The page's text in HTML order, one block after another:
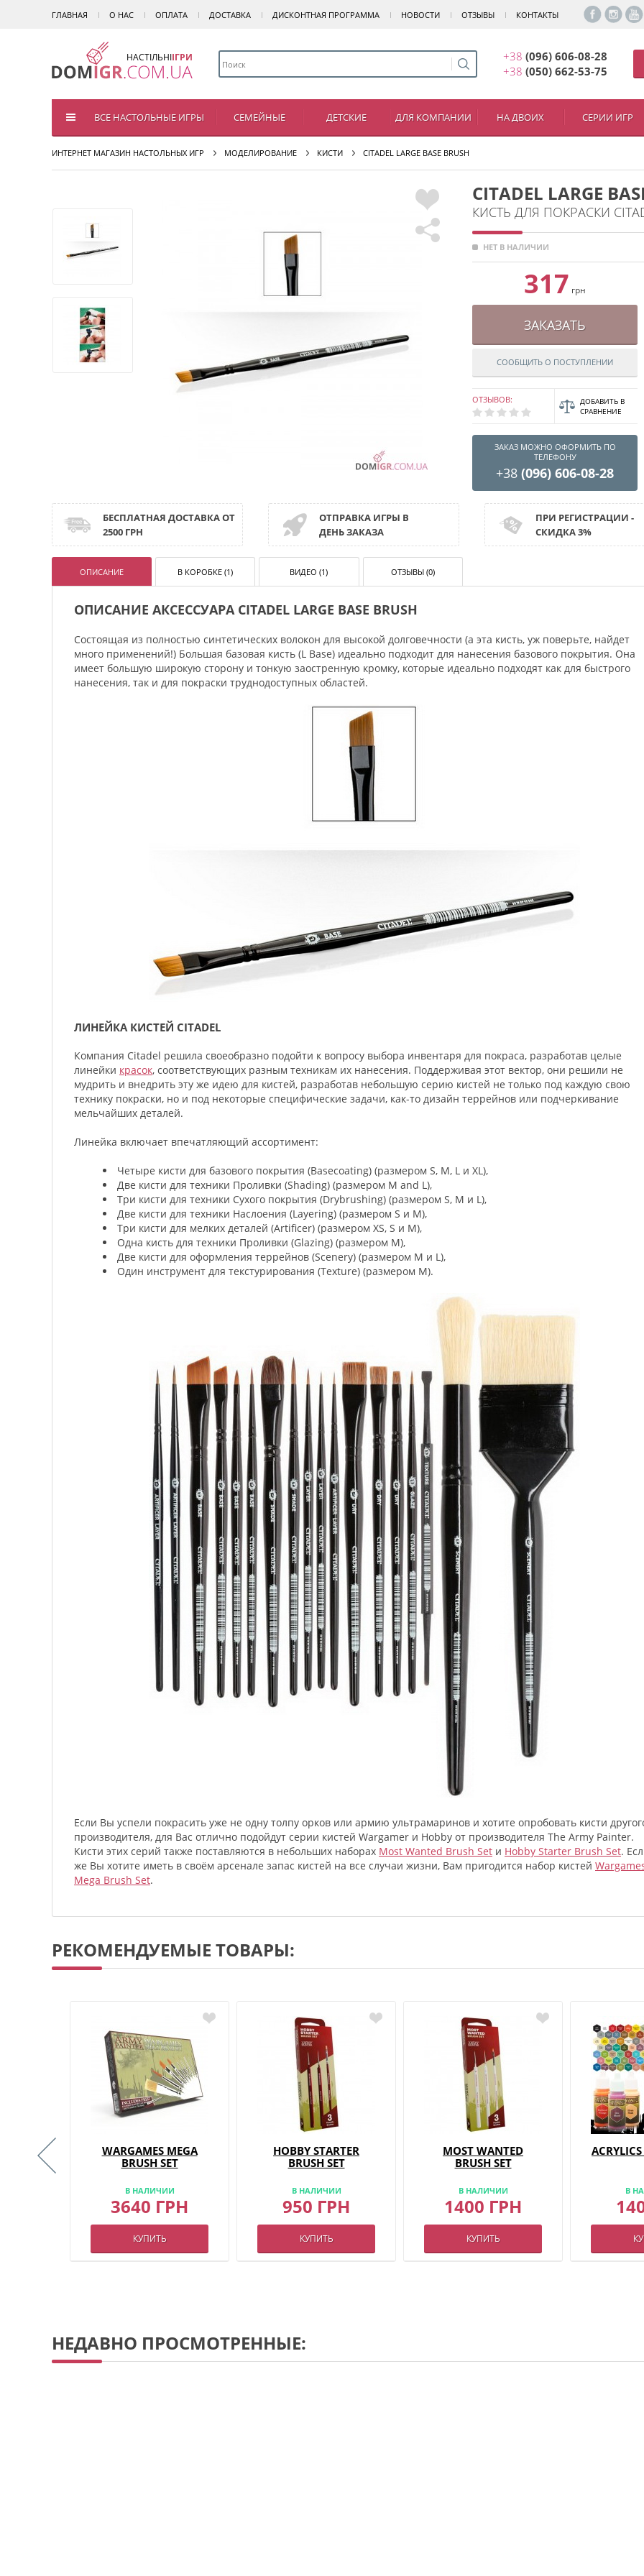
ГЛАВНАЯ О НАС ОПЛАТА ДОСТАВКА ДИСКОНТНАЯ ПРОГРАММА НОВОСТИ ОТЗЫВЫ КОНТАКТЫ
НАСТІЛЬНІІГРИ +38 (096) 606-08-28
+38 (050) 662-53-75
ВСЕ НАСТОЛЬНЫЕ ИГРЫ СЕМЕЙНЫЕ ДЕТСКИЕ ДЛЯ КОМПАНИИ НА ДВОИХ СЕРИИ ИГР
ИНТЕРНЕТ МАГАЗИН НАСТОЛЬНЫХ ИГР МОДЕЛИРОВАНИЕ КИСТИ CITADEL LARGE BASE BRUSH
CITADEL LARGE
КИСТЬ ДЛЯ ПОКРАСКИ
НЕТ В НАЛИЧИИ
317 грн
ЗАКАЗАТЬ
СООБЩИТЬ О ПОСТУПЛЕНИИ
ОТЗЫВОВ:
ДОБАВИТЬ В
СРАВНЕНИЕ
ЗАКАЗ МОЖНО ОФОРМИТЬ ПО
ТЕЛЕФОНУ
+38 (096) 606-08-28
БЕСПЛАТНАЯ ДОСТАВКА ОТ
2500 ГРН
ОТПРАВКА ИГРЫ В
ДЕНЬ ЗАКАЗА
ПРИ РЕГИСТРАЦИИ -
СКИДКА 3%
ОПИСАНИЕ В КОРОБКЕ (1) ВИДЕО (1) ОТЗЫВЫ (0)
ОПИСАНИЕ АКСЕССУАРА CITADEL LARGE BASE BRUSH
Состоящая из полностью синтетических волокон для высокой долговечности (а эта кисть, уж поверьте, найдет
много применений!) Большая базовая кисть (L Base) идеально подходит для нанесения базового покрытия. Она
имеет большую широкую сторону и тонкую заостренную кромку, которые идеально подходят как для быстрого
нанесения, так и для покраски труднодоступных областей.
ЛИНЕЙКА КИСТЕЙ CITADEL
Компания Citadel решила своеобразно подойти к вопросу выбора инвентаря для покраса, разработав целые
линейки красок, соответствующих разным техникам их нанесения. Поддерживая этот вектор, они решили не
мудрить и внедрить эту же идею для кистей, разработав небольшую серию кистей не только под каждую свою
технику покраски, но и под некоторые специфические задачи, как-то дизайн террейнов или подчеркивание
мельчайших деталей.
Линейка включает впечатляющий ассортимент:
Четыре кисти для базового покрытия (Basecoating) (размером S, M, L и XL),
Две кисти для техники Проливки (Shading) (размером M and L),
Три кисти для техники Сухого покрытия (Drybrushing) (размером S, M и L),
Две кисти для техники Наслоения (Layering) (размером S и M),
Три кисти для мелких деталей (Artificer) (размером XS, S и M),
Одна кисть для техники Проливки (Glazing) (размером M),
Две кисти для оформления террейнов (Scenery) (размером M и L),
Один инструмент для текстурирования (Texture) (размером M).
Если Вы успели покрасить уже не одну толпу орков или армию ультрамаринов и хотите опробовать кисти
производителя, для Вас отлично подойдут серии кистей Wargamer и Hobby от производителя The Army Painter.
Кисти этих серий также поставляются в небольших наборах Most Wanted Brush Set и Hobby Starter Brush Set.
же Вы хотите иметь в своём арсенале запас кистей на все случаи жизни, Вам пригодится набор кистей
Mega Brush Set.
РЕКОМЕНДУЕМЫЕ ТОВАРЫ:
WARGAMES MEGA
BRUSH SET
В НАЛИЧИИ
3640 ГРН
КУПИТЬ
HOBBY STARTER
BRUSH SET
В НАЛИЧИИ
950 ГРН
КУПИТЬ
MOST WANTED
BRUSH SET
В НАЛИЧИИ
1400 ГРН
КУПИТЬ
В
НЕДАВНО ПРОСМОТРЕННЫЕ: